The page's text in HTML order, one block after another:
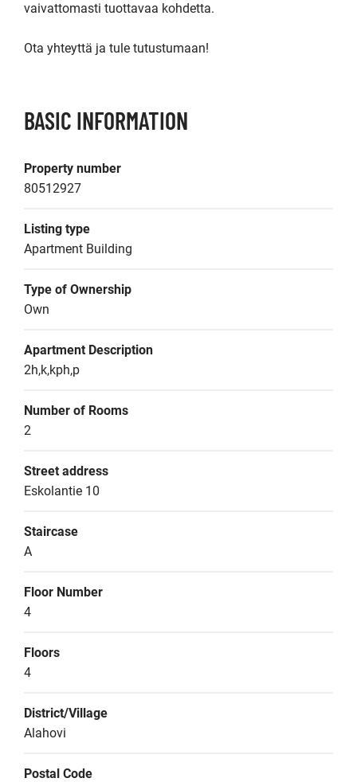
vaivattomasti tuottavaa kohdetta.
Ota yhteyttä ja tule tutustumaan!
BASIC INFORMATION
Property number
80512927
Listing type
Apartment Building
Type of Ownership
Own
Apartment Description
2h,k,kph,p
Number of Rooms
2
Street address
Eskolantie 10
Staircase
A
Floor Number
4
Floors
4
District/Village
Alahovi
Postal Code